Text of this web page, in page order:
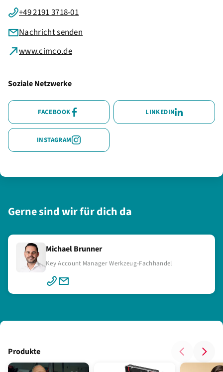
+49 2191 3718-01
Nachricht senden
www.cimco.de
Soziale Netzwerke
FACEBOOK LINKEDIN
INSTAGRAM
Gerne sind wir für dich da
Michael Brunner
Key Account Manager Werkzeug-Fachhandel
Produkte